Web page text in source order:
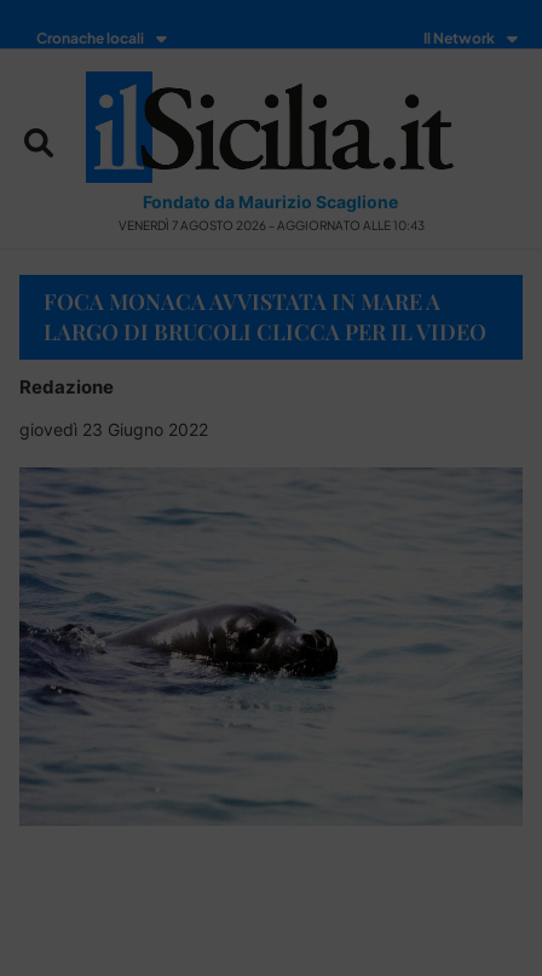
Cronache locali Il Network
Fondato da Maurizio Scaglione
VENERDÌ 7 AGOSTO 2026 - AGGIORNATO ALLE 10:43
FOCA MONACA AVVISTATA IN MARE A
LARGO DI BRUCOLI CLICCA PER IL VIDEO
Redazione
giovedì 23 Giugno 2022